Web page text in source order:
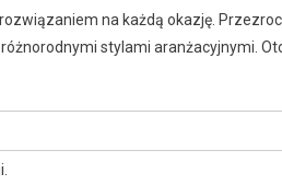
na każdą okazję.
stylami aranżacyjnymi.